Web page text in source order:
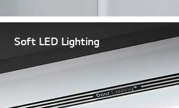
Soft LED Lighting